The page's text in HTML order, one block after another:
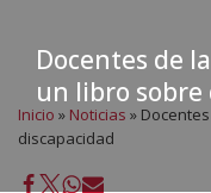
Docentes de
un libro sobre
Inicio » Noticias »
discapacidad